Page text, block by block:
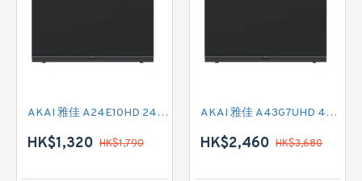
AKAI 雅佳 A24E10HD 24吋 HD READY-TV
HK$1,320 HK$1,790
AKAI 雅佳 A43G7UHD 43吋 4K SMART TV
HK$2,460 HK$3,680